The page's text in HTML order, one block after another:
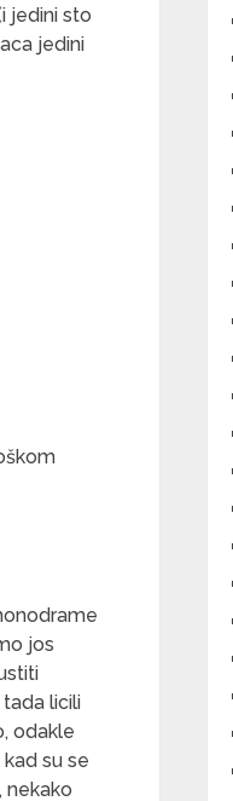
jedini sto
jedini
jos
licili
odakle
su se
nekako